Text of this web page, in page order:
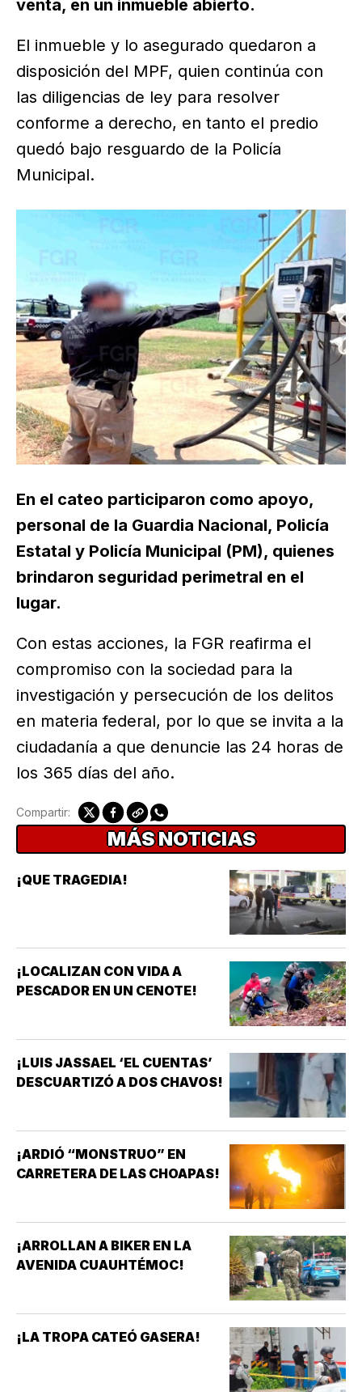
venta, en un inmueble abierto.
El inmueble y lo asegurado quedaron a
disposición del MPF, quien continúa con
las diligencias de ley para resolver
conforme a derecho, en tanto el predio
quedó bajo resguardo de la Policía
Municipal.
En el cateo participaron como apoyo,
personal de la Guardia Nacional, Policía
Estatal y Policía Municipal (PM), quienes
brindaron seguridad perimetral en el
lugar.
Con estas acciones, la FGR reafirma el
compromiso con la sociedad para la
investigación y persecución de los delitos
en materia federal, por lo que se invita a la
ciudadanía a que denuncie las 24 horas de
los 365 días del año.
Compartir:
MÁS NOTICIAS
¡QUE TRAGEDIA!
¡LOCALIZAN CON VIDA A
PESCADOR EN UN CENOTE!
¡LUIS JASSAEL ‘EL CUENTAS’
DESCUARTIZÓ A DOS CHAVOS!
¡ARDIÓ “MONSTRUO” EN
CARRETERA DE LAS CHOAPAS!
¡ARROLLAN A BIKER EN LA
AVENIDA CUAUHTÉMOC!
¡LA TROPA CATEÓ GASERA!